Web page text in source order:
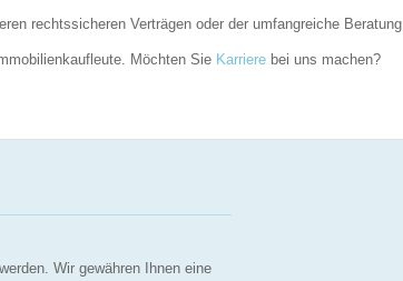
rechtssicheren Verträgen oder der umfangreiche Beratung.
Möchten Sie Karriere bei uns machen?
Wir gewähren Ihnen eine